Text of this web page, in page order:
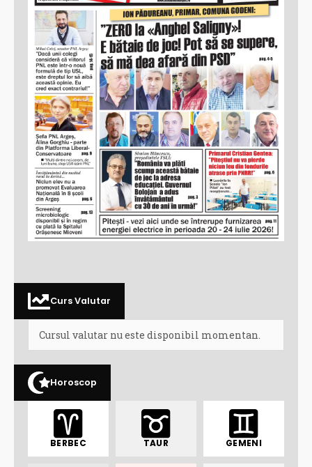
Curs Valutar
Cursul valutar nu este disponibil momentan.
Horoscop
BERBEC TAUR GEMENI